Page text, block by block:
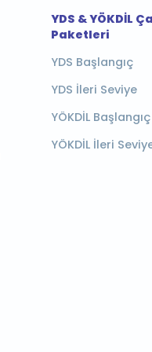
YDS & YÖKDİL
Paketleri
YDS Başlangıç
YDS İleri Seviye
YÖKDİL Başlangıç
YÖKDİL İleri